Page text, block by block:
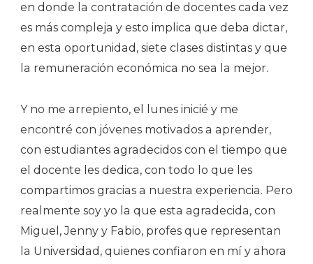
en donde la contratación de docentes cada vez
es más compleja y esto implica que deba dictar,
en esta oportunidad, siete clases distintas y que
la remuneración económica no sea la mejor.
Y no me arrepiento, el lunes inicié y me
encontré con jóvenes motivados a aprender,
con estudiantes agradecidos con el tiempo que
el docente les dedica, con todo lo que les
compartimos gracias a nuestra experiencia. Pero
realmente soy yo la que esta agradecida, con
Miguel, Jenny y Fabio, profes que representan
la Universidad, quienes confiaron en mí y ahora